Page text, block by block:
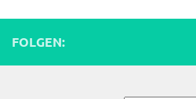
FOLGEN: